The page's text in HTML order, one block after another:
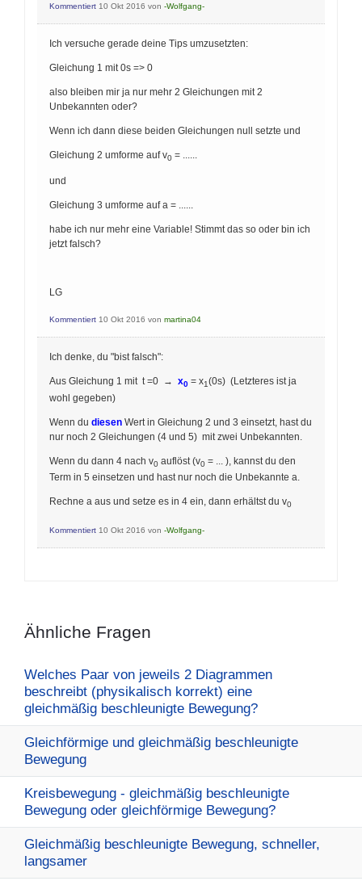
Kommentiert 10 Okt 2016 von -Wolfgang-
Ich versuche gerade deine Tips umzusetzten:
Gleichung 1 mit 0s => 0
also bleiben mir ja nur mehr 2 Gleichungen mit 2
Unbekannten oder?
Wenn ich dann diese beiden Gleichungen null setzte und
Gleichung 2 umforme auf v0 = ......
und
Gleichung 3 umforme auf a = ......
habe ich nur mehr eine Variable! Stimmt das so oder bin ich
jetzt falsch?
LG
Kommentiert 10 Okt 2016 von martina04
Ich denke, du "bist falsch":
Aus Gleichung 1 mit t =0 → x0 = x1(0s) (Letzteres ist ja
wohl gegeben)
Wenn du diesen Wert in Gleichung 2 und 3 einsetzt, hast du
nur noch 2 Gleichungen (4 und 5) mit zwei Unbekannten.
Wenn du dann 4 nach v0 auflöst (v0 = ... ), kannst du den
Term in 5 einsetzen und hast nur noch die Unbekannte a.
Rechne a aus und setze es in 4 ein, dann erhältst du v0
Kommentiert 10 Okt 2016 von -Wolfgang-
Ähnliche Fragen
Welches Paar von jeweils 2 Diagrammen
beschreibt (physikalisch korrekt) eine
gleichmäßig beschleunigte Bewegung?
Gleichförmige und gleichmäßig beschleunigte
Bewegung
Kreisbewegung - gleichmäßig beschleunigte
Bewegung oder gleichförmige Bewegung?
Gleichmäßig beschleunigte Bewegung, schneller,
langsamer